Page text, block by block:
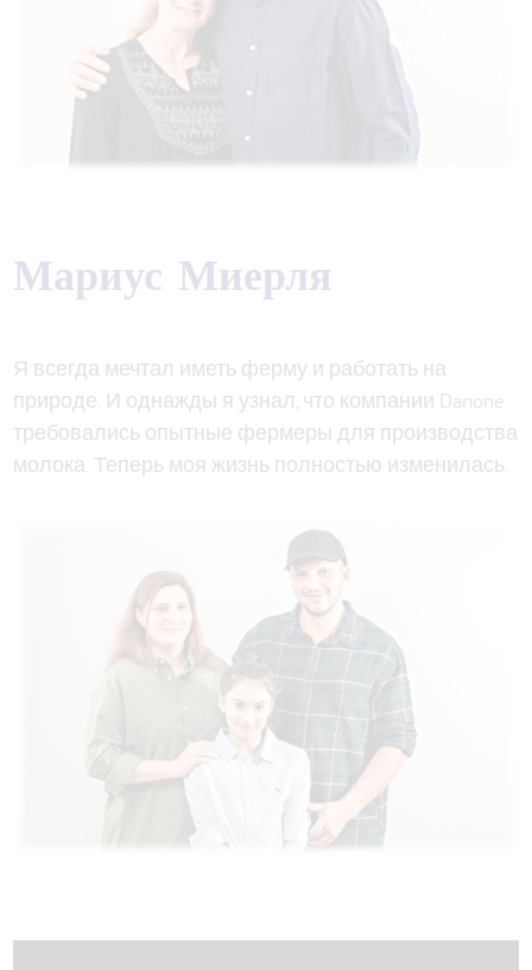
Мариус Миерля
Я всегда мечтал иметь ферму и работать на
природе. И однажды я узнал, что компании Danone
требовались опытные фермеры для производства
молока. Теперь моя жизнь полностью изменилась.